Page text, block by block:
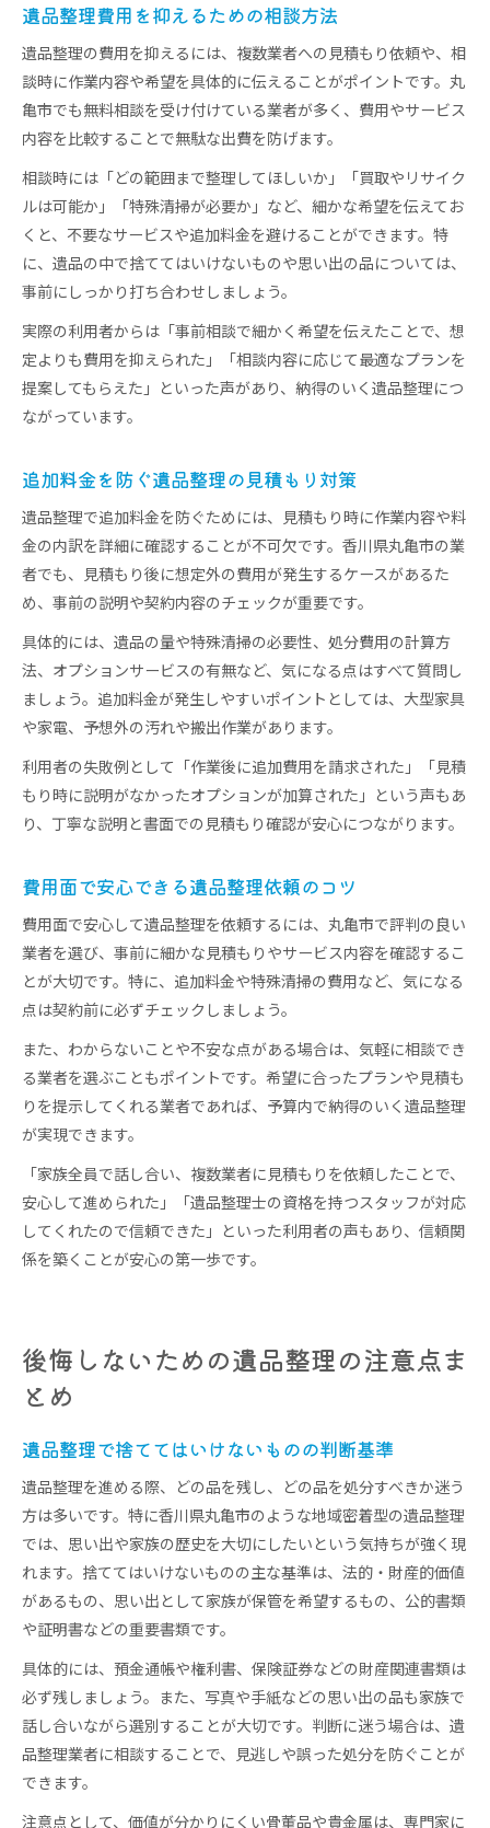
遺品整理費用を抑えるための相談方法
遺品整理の費用を抑えるには、複数業者への見積もり依頼や、相
談時に作業内容や希望を具体的に伝えることがポイントです。丸
亀市でも無料相談を受け付けている業者が多く、費用やサービス
内容を比較することで無駄な出費を防げます。
相談時には「どの範囲まで整理してほしいか」「買取やリサイク
ルは可能か」「特殊清掃が必要か」など、細かな希望を伝えてお
くと、不要なサービスや追加料金を避けることができます。特
に、遺品の中で捨ててはいけないものや思い出の品については、
事前にしっかり打ち合わせしましょう。
実際の利用者からは「事前相談で細かく希望を伝えたことで、想
定よりも費用を抑えられた」「相談内容に応じて最適なプランを
提案してもらえた」といった声があり、納得のいく遺品整理につ
ながっています。
追加料金を防ぐ遺品整理の見積もり対策
遺品整理で追加料金を防ぐためには、見積もり時に作業内容や料
金の内訳を詳細に確認することが不可欠です。香川県丸亀市の業
者でも、見積もり後に想定外の費用が発生するケースがあるた
め、事前の説明や契約内容のチェックが重要です。
具体的には、遺品の量や特殊清掃の必要性、処分費用の計算方
法、オプションサービスの有無など、気になる点はすべて質問し
ましょう。追加料金が発生しやすいポイントとしては、大型家具
や家電、予想外の汚れや搬出作業があります。
利用者の失敗例として「作業後に追加費用を請求された」「見積
もり時に説明がなかったオプションが加算された」という声もあ
り、丁寧な説明と書面での見積もり確認が安心につながります。
費用面で安心できる遺品整理依頼のコツ
費用面で安心して遺品整理を依頼するには、丸亀市で評判の良い
業者を選び、事前に細かな見積もりやサービス内容を確認するこ
とが大切です。特に、追加料金や特殊清掃の費用など、気になる
点は契約前に必ずチェックしましょう。
また、わからないことや不安な点がある場合は、気軽に相談でき
る業者を選ぶこともポイントです。希望に合ったプランや見積も
りを提示してくれる業者であれば、予算内で納得のいく遺品整理
が実現できます。
「家族全員で話し合い、複数業者に見積もりを依頼したことで、
安心して進められた」「遺品整理士の資格を持つスタッフが対応
してくれたので信頼できた」といった利用者の声もあり、信頼関
係を築くことが安心の第一歩です。
後悔しないための遺品整理の注意点ま
とめ
遺品整理で捨ててはいけないものの判断基準
遺品整理を進める際、どの品を残し、どの品を処分すべきか迷う
方は多いです。特に香川県丸亀市のような地域密着型の遺品整理
では、思い出や家族の歴史を大切にしたいという気持ちが強く現
れます。捨ててはいけないものの主な基準は、法的・財産的価値
があるもの、思い出として家族が保管を希望するもの、公的書類
や証明書などの重要書類です。
具体的には、預金通帳や権利書、保険証券などの財産関連書類は
必ず残しましょう。また、写真や手紙などの思い出の品も家族で
話し合いながら選別することが大切です。判断に迷う場合は、遺
品整理業者に相談することで、見逃しや誤った処分を防ぐことが
できます。